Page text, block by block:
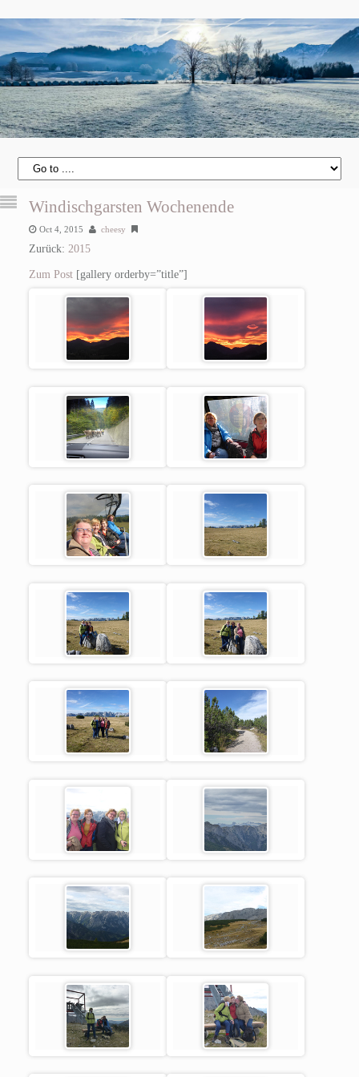
Windischgarsten Wochenende
Oct 4, 2015 cheesy
Zurück: 2015
Zum Post[gallery orderby=”title”]